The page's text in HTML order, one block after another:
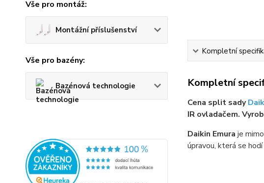
Vše pro montáž:
Montážní příslušenství
Vše pro bazény:
Bazénová technologie
Kompletní
Kompletní
Cena split sady
IR ovladačem.
Daikin Emura je
úpravou, která se